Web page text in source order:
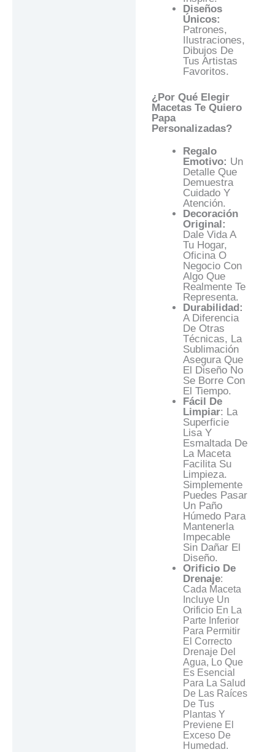
Diseños
Únicos:
Patrones,
Ilustraciones,
Dibujos De
Tus Artistas
Favoritos.
¿Por Qué Elegir
Macetas Te Quiero
Papa
Personalizadas?
Regalo
Emotivo: Un
Detalle Que
Demuestra
Cuidado Y
Atención.
Decoración
Original:
Dale Vida A
Tu Hogar,
Oficina O
Negocio Con
Algo Que
Realmente Te
Representa.
Durabilidad:
A Diferencia
De Otras
Técnicas, La
Sublimación
Asegura Que
El Diseño No
Se Borre Con
El Tiempo.
Fácil De
Limpiar: La
Superficie
Lisa Y
Esmaltada De
La Maceta
Facilita Su
Limpieza.
Simplemente
Puedes Pasar
Un Paño
Húmedo Para
Mantenerla
Impecable
Sin Dañar El
Diseño.
Orificio De
Drenaje:
Cada Maceta
Incluye Un
Orificio En La
Parte Inferior
Para Permitir
El Correcto
Drenaje Del
Agua, Lo Que
Es Esencial
Para La Salud
De Las Raíces
De Tus
Plantas Y
Previene El
Exceso De
Humedad.